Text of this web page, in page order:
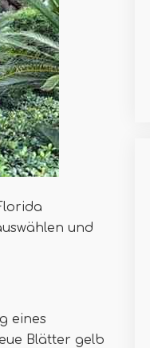
und
eines
Blätter gelb